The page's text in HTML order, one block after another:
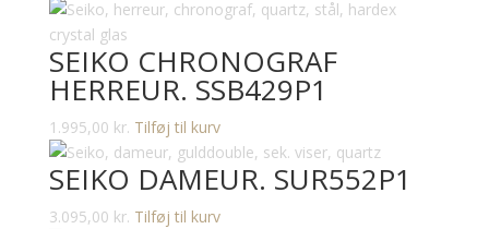
SEIKO CHRONOGRAF
HERREUR. SSB429P1
1.995,00 kr. Tilføj til kurv
SEIKO DAMEUR. SUR552P1
3.095,00 kr. Tilføj til kurv